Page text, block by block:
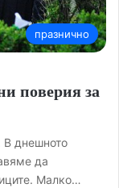
празнично
поверия за
В днешното
да
Малко…